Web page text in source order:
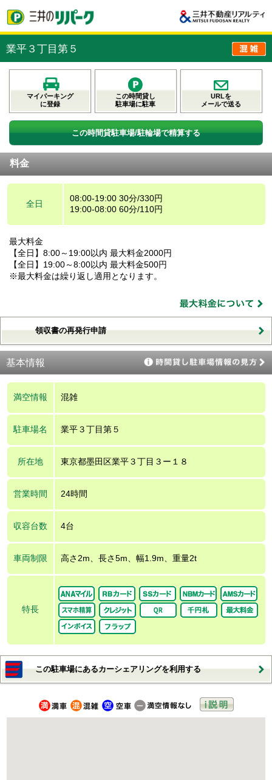
業平３丁目第５
マイパーキング
に登録
この時間貸し
駐車場に駐車
URLを
メールで送る
この時間貸駐車場/駐輪場で精算する
料金
全日
08:00-19:00 30分/330円
19:00-08:00 60分/110円
最大料金
【全日】8:00～19:00以内 最大料金2000円
【全日】19:00～8:00以内 最大料金500円
※最大料金は繰り返し適用となります。
領収書の再発行申請
基本情報
満空情報 混雑
駐車場名 業平３丁目第５
所在地 東京都墨田区業平３丁目３ー１８
営業時間 24時間
収容台数 4台
車両制限 高さ2m、長さ5m、幅1.9m、重量2t
特長
この駐車場にあるカーシェアリングを利用する